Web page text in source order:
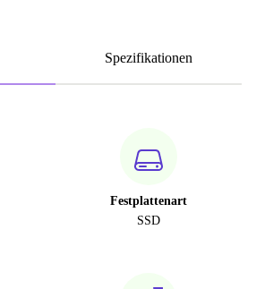
Spezifikationen
Festplattenart
SSD